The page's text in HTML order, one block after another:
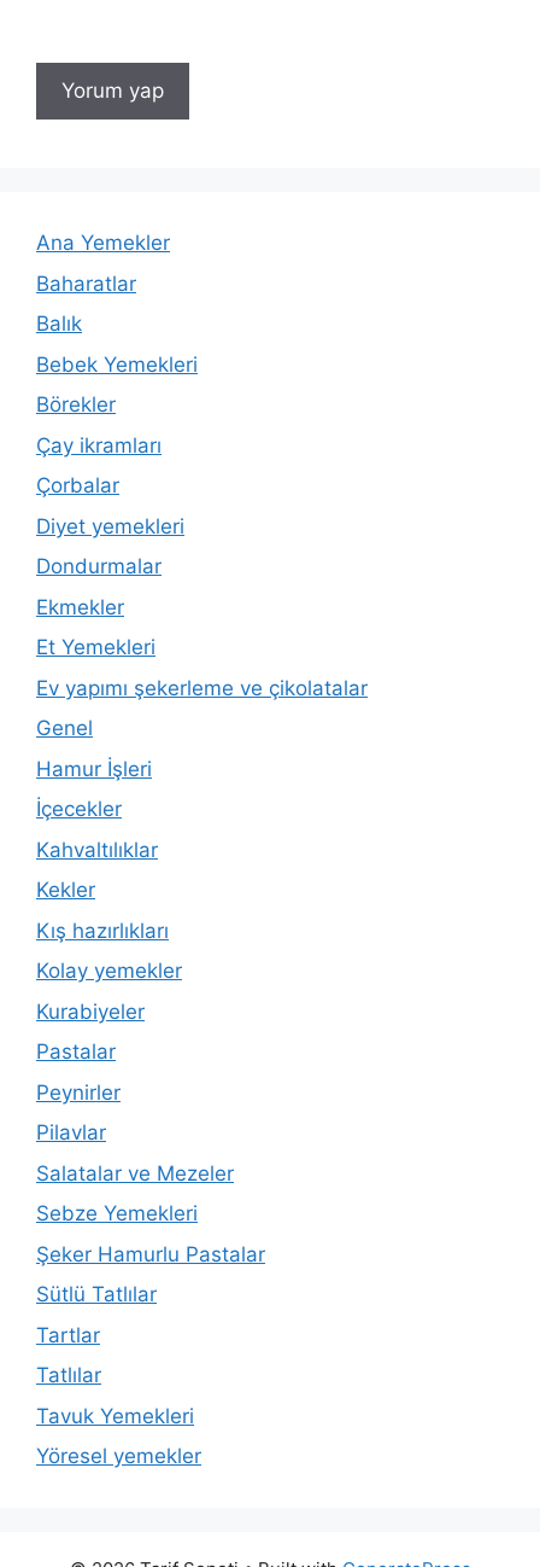
Ana Yemekler
Baharatlar
Balık
Bebek Yemekleri
Börekler
Çay ikramları
Çorbalar
Diyet yemekleri
Dondurmalar
Ekmekler
Et Yemekleri
Ev yapımı şekerleme ve çikolatalar
Genel
Hamur İşleri
İçecekler
Kahvaltılıklar
Kekler
Kış hazırlıkları
Kolay yemekler
Kurabiyeler
Pastalar
Peynirler
Pilavlar
Salatalar ve Mezeler
Sebze Yemekleri
Şeker Hamurlu Pastalar
Sütlü Tatlılar
Tartlar
Tatlılar
Tavuk Yemekleri
Yöresel yemekler